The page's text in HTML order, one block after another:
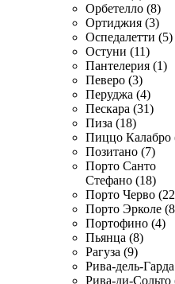
Орбетелло (8)
Ортиджия (3)
Оспедалетти (5)
Остуни (11)
Пантелерия (1)
Певеро (3)
Перуджа (4)
Пескара (31)
Пиза (18)
Пиццо Калабро
Позитано (7)
Порто Санто
Стефано (18)
Порто Черво
Порто Эрколе
Портофино (4)
Пьянца (8)
Рагуза (9)
Рива-дель-
Рива-ди-Сольто